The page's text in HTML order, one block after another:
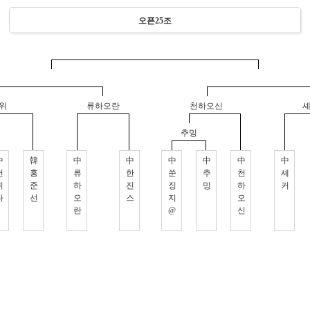
오픈25조
韓
홍
준
선
류하오란
中
류
하
오
란
中
한
진
스
천하오신
추밍
中
쑨
징
지
@
中
추
밍
中
천
하
오
신
中
셰
커